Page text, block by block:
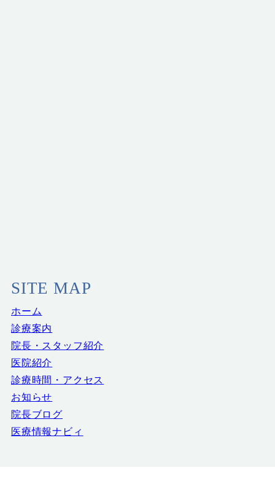
SITE MAP
ホーム
診療案内
院長・スタッフ紹介
医院紹介
診療時間・アクセス
お知らせ
院長ブログ
医療情報ナビィ